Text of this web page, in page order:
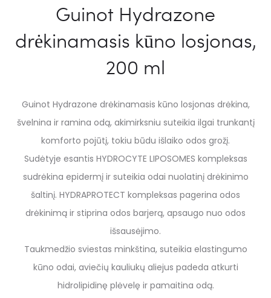
Guinot Hydrazone
drėkinamasis kūno losjonas,
200 ml
Guinot Hydrazone drėkinamasis kūno losjonas drėkina,
švelnina ir ramina odą, akimirksniu suteikia ilgai trunkantį
komforto pojūtį, tokiu būdu išlaiko odos grožį.
Sudėtyje esantis HYDROCYTE LIPOSOMES kompleksas
sudrėkina epidermį ir suteikia odai nuolatinį drėkinimo
šaltinį. HYDRAPROTECT kompleksas pagerina odos
drėkinimą ir stiprina odos barjerą, apsaugo nuo odos
išsausėjimo.
Taukmedžio sviestas minkština, suteikia elastingumo
kūno odai, aviečių kauliukų aliejus padeda atkurti
hidrolipidinę plėvelę ir pamaitina odą.